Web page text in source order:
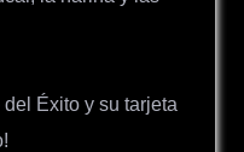
Éxito y su tarjeta